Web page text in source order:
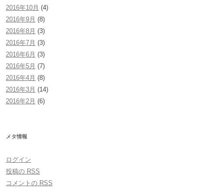
2016年10月 (4)
2016年9月 (8)
2016年8月 (3)
2016年7月 (3)
2016年6月 (3)
2016年5月 (7)
2016年4月 (8)
2016年3月 (14)
2016年2月 (6)
メタ情報
ログイン
投稿の RSS
コメントの RSS